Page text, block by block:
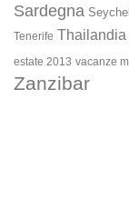
Sardegna
Tenerife Thailandia
estate 2013 vacanze
Zanzibar